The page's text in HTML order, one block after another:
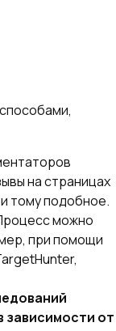
на страницах
тому подобное.
можно
при помощи
зависимости от